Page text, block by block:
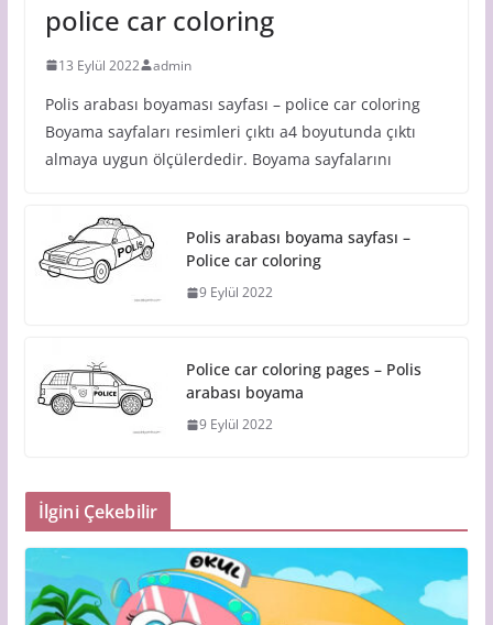
police car coloring
13 Eylül 2022 admin
Polis arabası boyaması sayfası – police car coloring
Boyama sayfaları resimleri çıktı a4 boyutunda çıktı
almaya uygun ölçülerdedir. Boyama sayfalarını
Polis arabası boyama sayfası –
Police car coloring
9 Eylül 2022
Police car coloring pages – Polis
arabası boyama
9 Eylül 2022
İlgini Çekebilir